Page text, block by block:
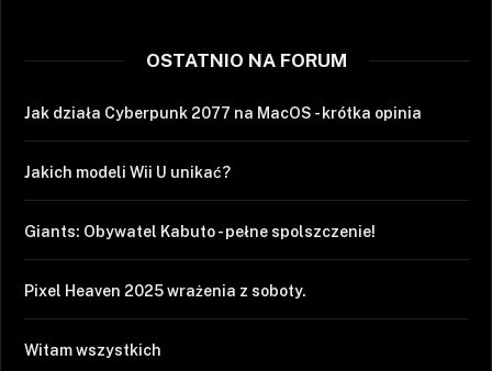
OSTATNIO NA FORUM
Jak działa Cyberpunk 2077 na MacOS - krótka opinia
Jakich modeli Wii U unikać?
Giants: Obywatel Kabuto - pełne spolszczenie!
Pixel Heaven 2025 wrażenia z soboty.
Witam wszystkich